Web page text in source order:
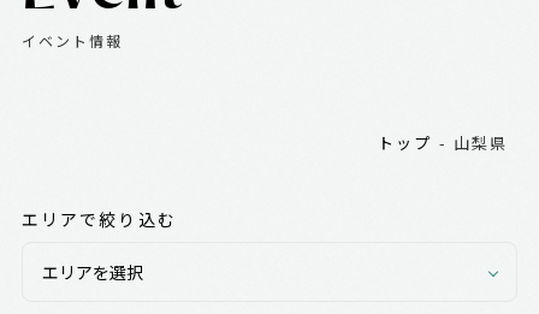
イベント情報
トップ - 山梨県
エリアで絞り込む